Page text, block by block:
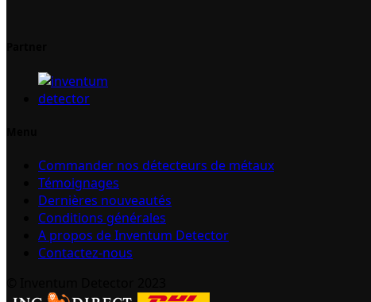
Commander nos détecteurs de métaux
Témoignages
Dernières nouveautés
Conditions générales
A propos de Inventum Detector
Contactez-nous